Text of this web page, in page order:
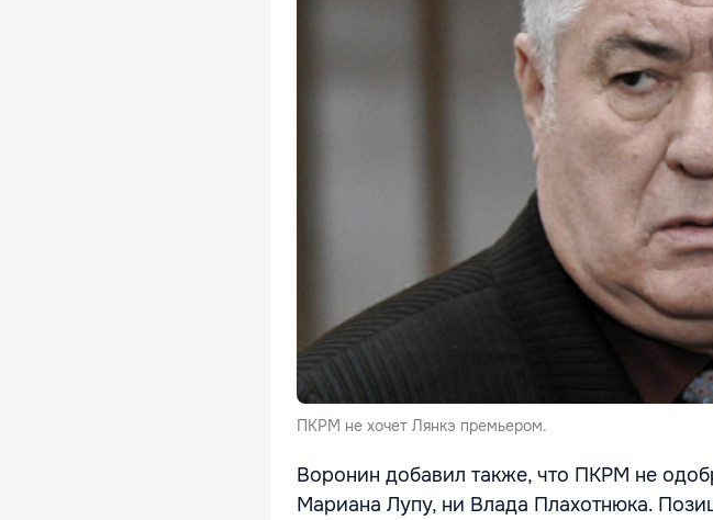
ПКРМ не хочет Лянкэ премьером.
Воронин добавил также, что ПКРМ не
Мариана Лупу, ни Влада Плахотнюка.